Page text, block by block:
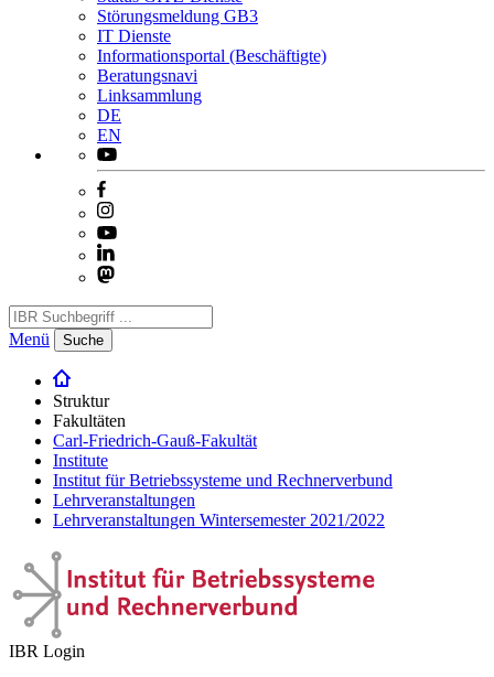
Störungsmeldung GB3
IT Dienste
Informationsportal (Beschäftigte)
Beratungsnavi
Linksammlung
DE
EN
Menü Suche
Struktur
Fakultäten
Carl-Friedrich-Gauß-Fakultät
Institute
Institut für Betriebssysteme und Rechnerverbund
Lehrveranstaltungen
Lehrveranstaltungen Wintersemester 2021/2022
IBR Login